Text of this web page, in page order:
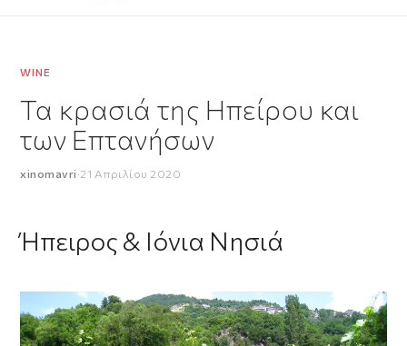
WINE
Τα κρασιά της Ηπείρου και
των Επτανήσων
xinomavri·21 Απριλίου 2020
Ήπειρος & Ιόνια Νησιά